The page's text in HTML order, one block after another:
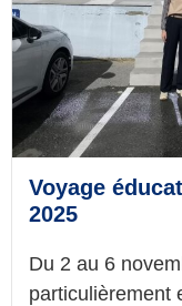
Voyage
2025
Du 2 au 6
particulièrement